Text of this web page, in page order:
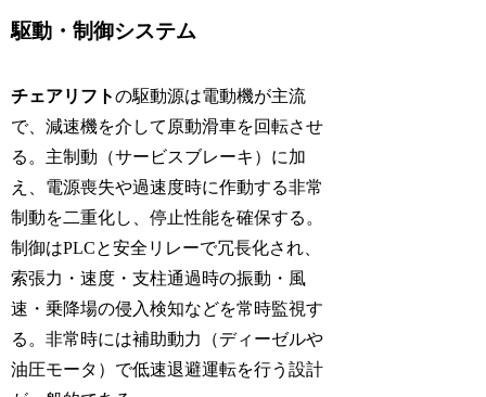
駆動・制御システム
チェアリフトの駆動源は電動機が主流
で、減速機を介して原動滑車を回転させ
る。主制動（サービスブレーキ）に加
え、電源喪失や過速度時に作動する非常
制動を二重化し、停止性能を確保する。
制御はPLCと安全リレーで冗長化され、
索張力・速度・支柱通過時の振動・風
速・乗降場の侵入検知などを常時監視す
る。非常時には補助動力（ディーゼルや
油圧モータ）で低速退避運転を行う設計